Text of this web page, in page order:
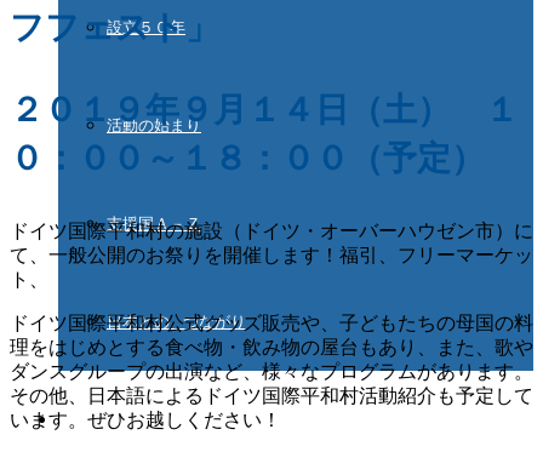
設立５０年
活動の始まり
支援国Ａ－Ｚ
日本との つながり
ご協力ください
フフェスト」
２０１９年９月１４日（土） １
０：００～１８：００（予定）
ドイツ国際平和村の施設（ドイツ・オーバーハウゼン市）に
て、一般公開のお祭りを開催します！ 福引、フリーマーケッ
ト、
ドイツ国際平和村公式グッズ販売や、子どもたちの母国の料
理をはじめとする食べ物・飲み物の屋台もあり、また、歌や
ダンスグループの出演など、様々なプログラムがあります。
その他 、日本語によるドイツ国際平和村活動紹介も予定して
います。ぜひお越しください！